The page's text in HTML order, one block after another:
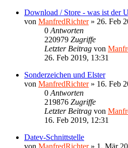
Download / Store - was ist der
von ManfredRichter» 26. Feb
0 Antworten
220979 Zugriffe
Letzter Beitrag von
26. Feb 2019, 13:31
Sonderzeichen und Elster
von ManfredRichter» 16. Feb
0 Antworten
219876 Zugriffe
Letzter Beitrag von
16. Feb 2019, 12:31
Datev-Schnittstelle
von ManfredRichter» 1. Mär